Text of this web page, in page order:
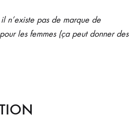
n’existe pas de marque de
les femmes (ça peut donner des